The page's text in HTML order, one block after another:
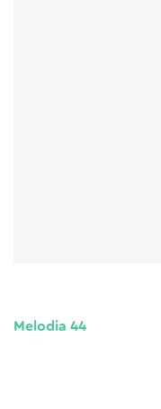
Melodia 44